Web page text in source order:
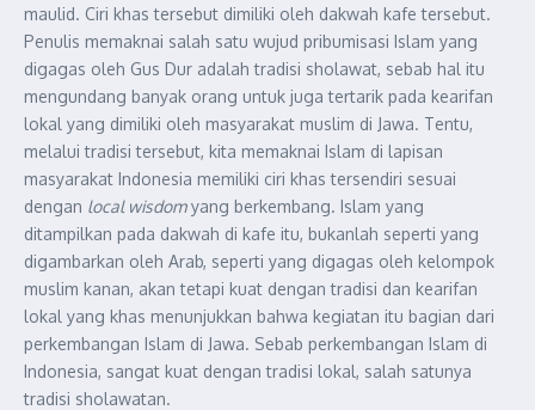
maulid. Ciri khas tersebut dimiliki oleh dakwah kafe tersebut.
Penulis memaknai salah satu wujud pribumisasi Islam yang
digagas oleh Gus Dur adalah tradisi sholawat, sebab hal itu
mengundang banyak orang untuk juga tertarik pada kearifan
lokal yang dimiliki oleh masyarakat muslim di Jawa. Tentu,
melalui tradisi tersebut, kita memaknai Islam di lapisan
masyarakat Indonesia memiliki ciri khas tersendiri sesuai
dengan local wisdomyang berkembang. Islam yang
ditampilkan pada dakwah di kafe itu, bukanlah seperti yang
digambarkan oleh Arab, seperti yang digagas oleh kelompok
muslim kanan, akan tetapi kuat dengan tradisi dan kearifan
lokal yang khas menunjukkan bahwa kegiatan itu bagian dari
perkembangan Islam di Jawa. Sebab perkembangan Islam di
Indonesia, sangat kuat dengan tradisi lokal, salah satunya
tradisi sholawatan.